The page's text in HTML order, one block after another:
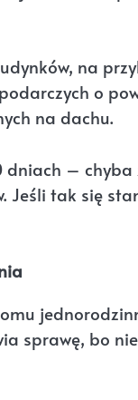
na
o
na dachu.
dniach –
tak się
sprawę, bo